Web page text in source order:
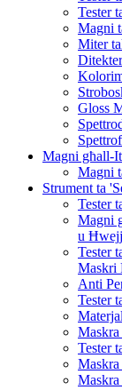
Tester
Magni
Miter
Gloss
Magni għall-
Magni
Strument ta
Tester
Magni
u
Tester
Maskri
Anti
Tester
Maskra
Tester